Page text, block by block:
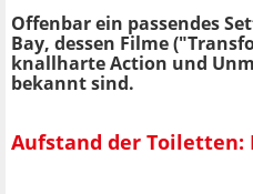
Offenbar ein passendes
Bay, dessen Filme
knallharte Action und
bekannt sind.
Aufstand der Toiletten: